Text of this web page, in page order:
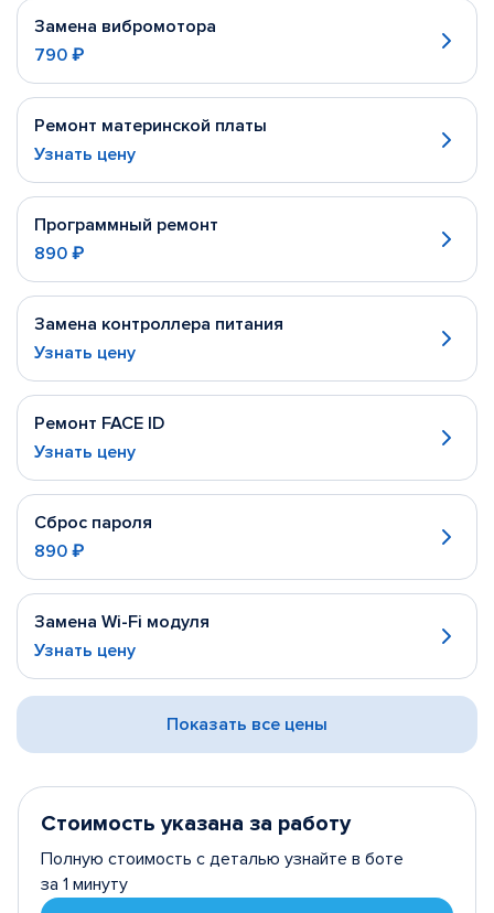
Замена вибромотора
790 ₽
Ремонт материнской платы
Узнать цену
Программный ремонт
890 ₽
Замена контроллера питания
Узнать цену
Ремонт FACE ID
Узнать цену
Сброс пароля
890 ₽
Замена Wi-Fi модуля
Узнать цену
Показать все цены
Стоимость указана за работу
Полную стоимость с деталью узнайте в боте
за 1 минуту